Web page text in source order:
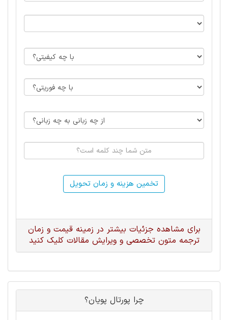
تخمین هزینه و زمان تحویل
برای مشاهده جزئیات بیشتر در زمینه قیمت و زمان
ترجمه متون تخصصی و ویرایش مقالات کلیک کنید
چرا پورتال پویان؟